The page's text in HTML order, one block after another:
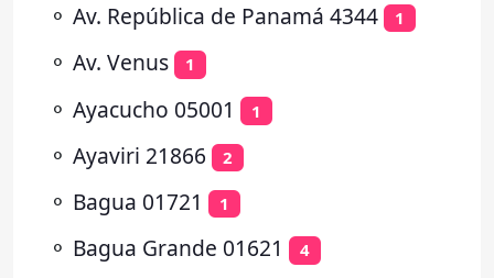
⚬ Av. República de Panamá 4344 1
⚬ Av. Venus 1
⚬ Ayacucho 05001 1
⚬ Ayaviri 21866 2
⚬ Bagua 01721 1
⚬ Bagua Grande 01621 4